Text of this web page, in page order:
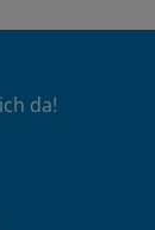
da!